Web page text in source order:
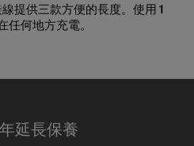
提供三款方便的長度。使用 1
任何地方充電。
延長保養